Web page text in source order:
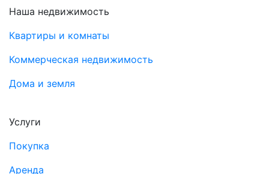
Наша недвижимость
Квартиры и комнаты
Коммерческая недвижимость
Дома и земля
Услуги
Покупка
Аренда